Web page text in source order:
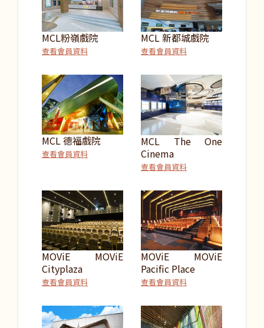
MCL粉嶺戲院
查看會員資料
MCL 新都城戲院
查看會員資料
MCL 德福戲院
查看會員資料
MCL The One
Cinema
查看會員資料
MOViE MOViE
Cityplaza
查看會員資料
MOViE MOViE
Pacific Place
查看會員資料